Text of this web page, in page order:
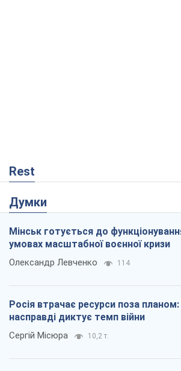
Rest
Думки
Мінськ готується до
умовах масштабної воєнної кризи
Олександр Левченко 114
Росія втрачає ресурси поза
насправді диктує темп війни
Сергій Місюра 10,2 т.